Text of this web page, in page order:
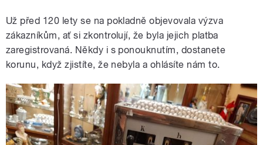
Už před 120 lety se na pokladně objevovala výzva
zákazníkům, ať si zkontrolují, že byla jejich platba
zaregistrovaná. Někdy i s ponouknutím, dostanete
korunu, když zjistíte, že nebyla a ohlásíte nám to.